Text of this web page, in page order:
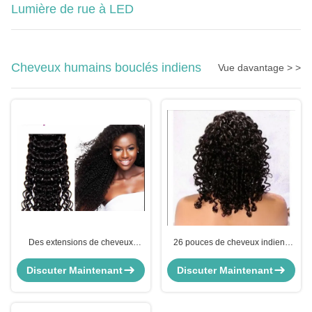
Lumière de rue à LED
Cheveux humains bouclés indiens Vue davantage > >
Des extensions de cheveux
Discuter Maintenant
26 pouces de cheveux indiens
cheveux soyeux droite sans
Discuter Maintenant